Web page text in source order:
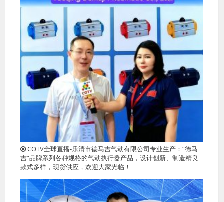
COTV全球直播-乐清市德马吉气动有限公司专业生产：“德马
吉”品牌系列各种规格的气动执行器产品，设计创新、制造精良
款式多样，现货供应，欢迎大家光临！